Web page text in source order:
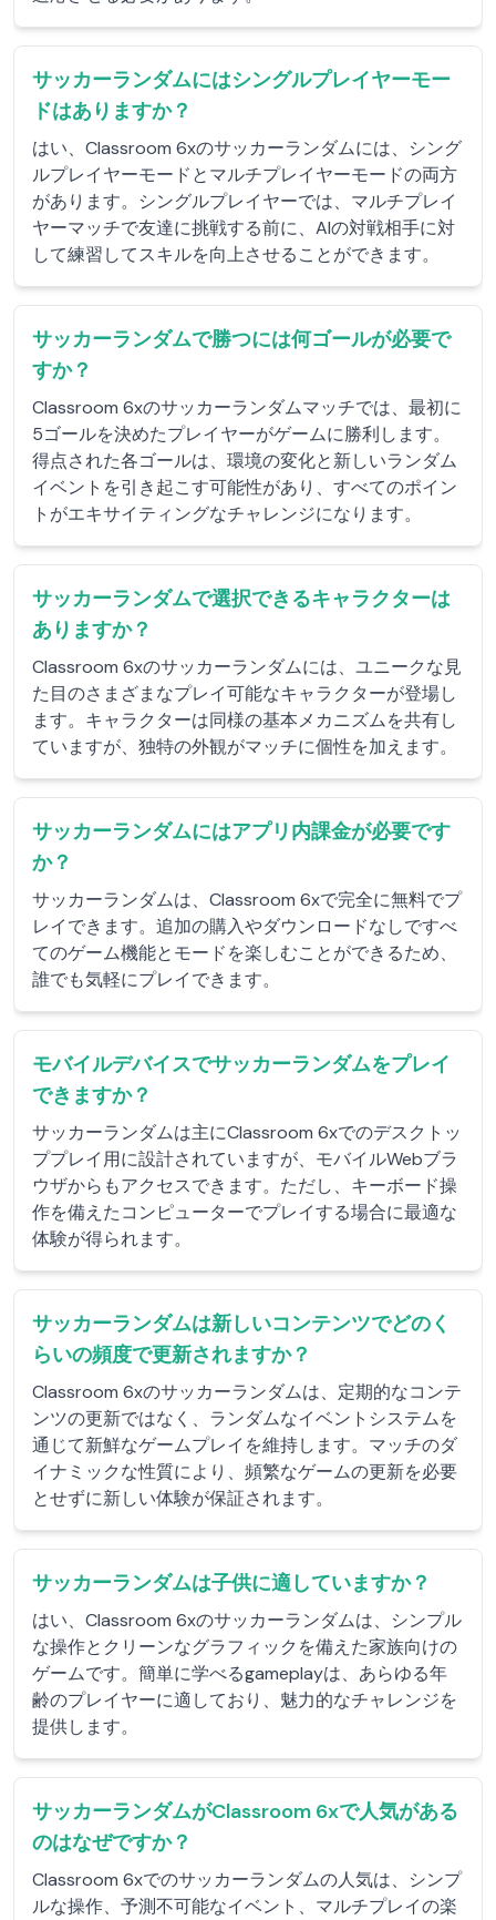
サッカーランダムにはシングルプレイヤーモー
ドはありますか？
はい、Classroom 6xのサッカーランダムには、シング
ルプレイヤーモードとマルチプレイヤーモードの両方
があります。シングルプレイヤーでは、マルチプレイ
ヤーマッチで友達に挑戦する前に、AIの対戦相手に対
して練習してスキルを向上させることができます。
サッカーランダムで勝つには何ゴールが必要で
すか？
Classroom 6xのサッカーランダムマッチでは、最初に
5ゴールを決めたプレイヤーがゲームに勝利します。
得点された各ゴールは、環境の変化と新しいランダム
イベントを引き起こす可能性があり、すべてのポイン
トがエキサイティングなチャレンジになります。
サッカーランダムで選択できるキャラクターは
ありますか？
Classroom 6xのサッカーランダムには、ユニークな見
た目のさまざまなプレイ可能なキャラクターが登場し
ます。キャラクターは同様の基本メカニズムを共有し
ていますが、独特の外観がマッチに個性を加えます。
サッカーランダムにはアプリ内課金が必要です
か？
サッカーランダムは、Classroom 6xで完全に無料でプ
レイできます。追加の購入やダウンロードなしですべ
てのゲーム機能とモードを楽しむことができるため、
誰でも気軽にプレイできます。
モバイルデバイスでサッカーランダムをプレイ
できますか？
サッカーランダムは主にClassroom 6xでのデスクトッ
ププレイ用に設計されていますが、モバイルWebブラ
ウザからもアクセスできます。ただし、キーボード操
作を備えたコンピューターでプレイする場合に最適な
体験が得られます。
サッカーランダムは新しいコンテンツでどのく
らいの頻度で更新されますか？
Classroom 6xのサッカーランダムは、定期的なコンテ
ンツの更新ではなく、ランダムなイベントシステムを
通じて新鮮なゲームプレイを維持します。マッチのダ
イナミックな性質により、頻繁なゲームの更新を必要
とせずに新しい体験が保証されます。
サッカーランダムは子供に適していますか？
はい、Classroom 6xのサッカーランダムは、シンプル
な操作とクリーンなグラフィックを備えた家族向けの
ゲームです。簡単に学べるgameplayは、あらゆる年
齢のプレイヤーに適しており、魅力的なチャレンジを
提供します。
サッカーランダムがClassroom 6xで人気がある
のはなぜですか？
Classroom 6xでのサッカーランダムの人気は、シンプ
ルな操作、予測不可能なイベント、マルチプレイの楽